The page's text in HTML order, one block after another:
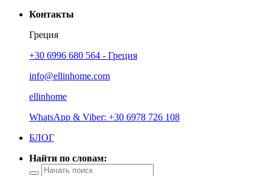
Контакты
Греция
+30 6996 680 564 - Греция
info@ellinhome.com
ellinhome
WhatsApp & Viber: +30 6978 726 108
БЛОГ
Найти по словам: